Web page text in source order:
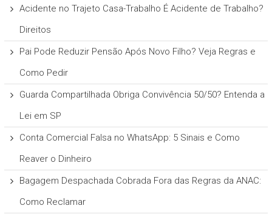
Acidente no Trajeto Casa-Trabalho É Acidente de Trabalho?
Direitos
Pai Pode Reduzir Pensão Após Novo Filho? Veja Regras e
Como Pedir
Guarda Compartilhada Obriga Convivência 50/50? Entenda a
Lei em SP
Conta Comercial Falsa no WhatsApp: 5 Sinais e Como
Reaver o Dinheiro
Bagagem Despachada Cobrada Fora das Regras da ANAC:
Como Reclamar